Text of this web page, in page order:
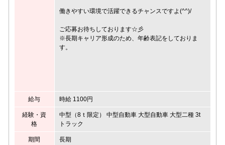
働きやすい環境で活躍できるチャンスですよ(^^)/
ご応募お待ちしております☆彡
※長期キャリア形成のため、年齢表記をしておりま
す。
給与 時給 1100円
経験・資
格
中型（8ｔ限定） 中型自動車 大型自動車 大型二種 3t
トラック
期間 長期